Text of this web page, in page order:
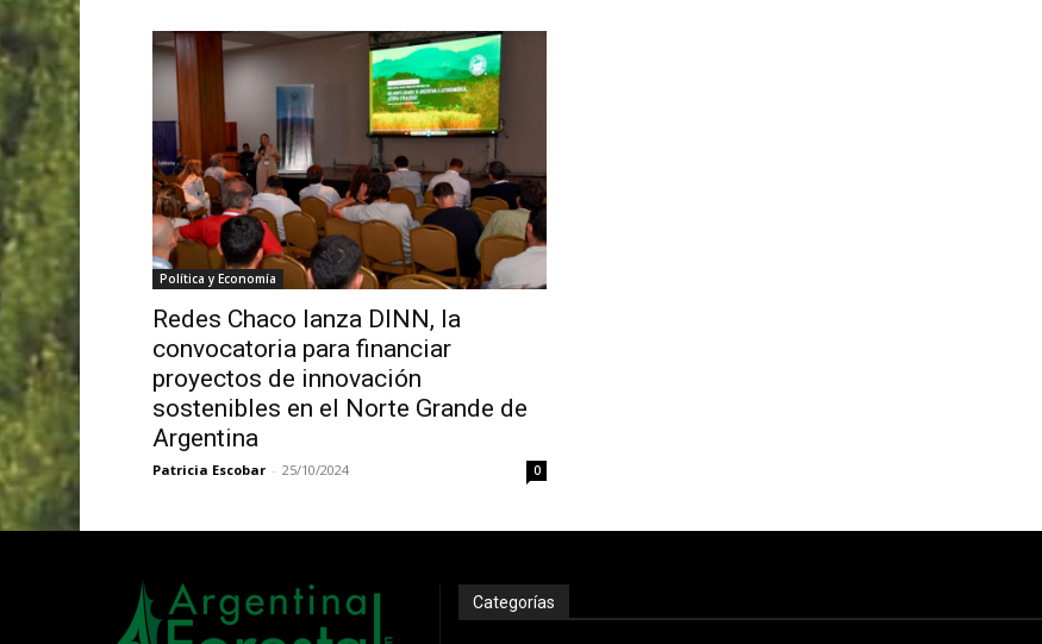
Política y Economía
Redes Chaco lanza DINN, la
convocatoria para financiar
proyectos de innovación
sostenibles en el Norte Grande de
Argentina
Patricia Escobar - 25/10/2024 0
Categorías